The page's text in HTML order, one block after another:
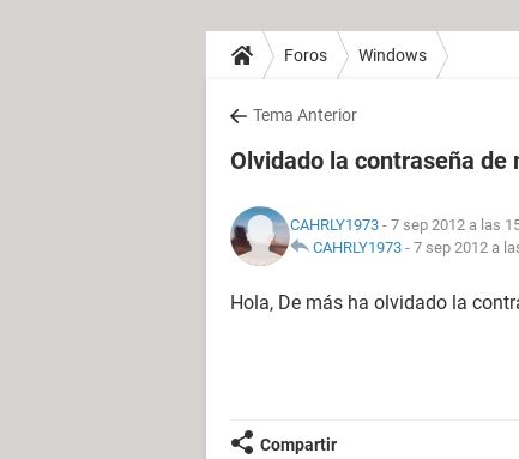
Foros Windows
Tema Anterior
Olvidado la contraseña de
CAHRLY1973 - 7 sep 2012 a las
CAHRLY1973 - 7 sep 2012 a
Hola, De más ha olvidado la
Compartir